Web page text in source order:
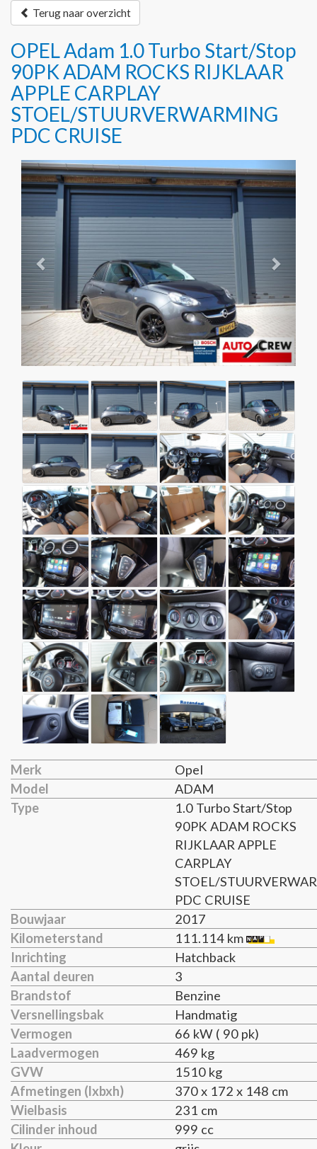
Terug naar overzicht
OPEL Adam 1.0 Turbo Start/Stop
90PK ADAM ROCKS RIJKLAAR
APPLE CARPLAY
STOEL/STUURVERWARMING
PDC CRUISE
Merk
Opel
Model
ADAM
Type
1.0 Turbo Start/Stop
90PK ADAM ROCKS
RIJKLAAR APPLE
CARPLAY
STOEL/
PDC CRUISE
Bouwjaar
2017
Kilometerstand
111.114 km
Inrichting
Hatchback
Aantal deuren
3
Brandstof
Benzine
Versnellingsbak
Handmatig
Vermogen
66 kW ( 90 pk)
Laadvermogen
469 kg
GVW
1510 kg
Afmetingen (lxbxh)
370 x 172 x 148 cm
Wielbasis
231 cm
Cilinder inhoud
999 cc